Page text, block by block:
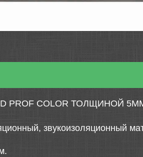
PROF COLOR ТОЛЩИНОЙ
звукоизоляционный